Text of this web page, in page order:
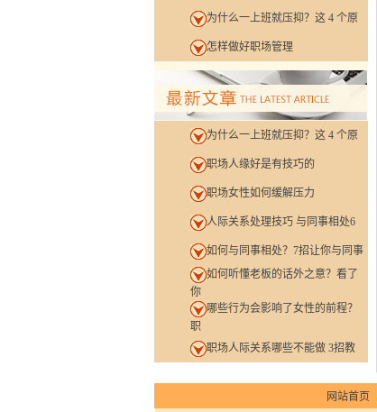
为什么一上班就压抑？这 4 个原
怎样做好职场管理
为什么一上班就压抑？这 4 个原
职场人缘好是有技巧的
职场女性如何缓解压力
人际关系处理技巧 与同事相处6
如何与同事相处？7招让你与同事
如何听懂老板的话外之意？看了
你
哪些行为会影响了女性的前程？
职
职场人际关系哪些不能做 3招教
网站首页